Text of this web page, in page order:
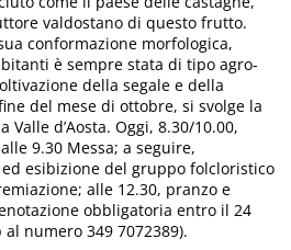
valdostano di questo frutto.
conformazione morfologica,
è sempre stata di tipo agro-
della segale e della
del mese di ottobre, si svolge la
d’Aosta. Oggi, 8.30/10.00,
9.30 Messa; a seguire,
esibizione del gruppo folcloristico
alle 12.30, pranzo e
obbligatoria entro il 24
numero 349 7072389).